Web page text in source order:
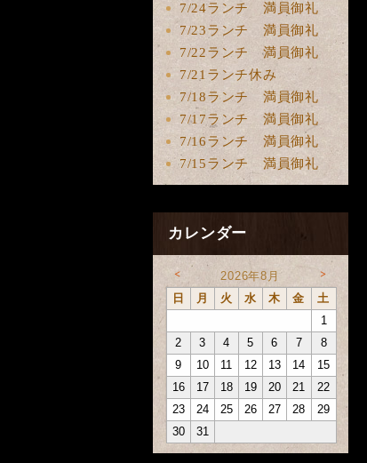
7/24ランチ 満員御礼
7/23ランチ 満員御礼
7/22ランチ 満員御礼
7/21ランチ休み
7/18ランチ 満員御礼
7/17ランチ 満員御礼
7/16ランチ 満員御礼
7/15ランチ 満員御礼
カレンダー
< 2026年8月 >
日 月 火 水 木 金
土
1
2
3 4 5 6 7
8
9
10 11 12 13 14
15
16
17 18 19 20 21
22
23
24 25 26 27 28
29
30
31